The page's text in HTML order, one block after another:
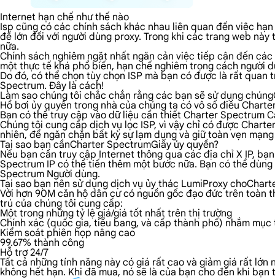
Internet hạn chế như thế nào
Isp cũng có các chính sách khác nhau liên quan đến việc
đề lớn đối với người dùng proxy. Trong khi các trang web
nữa.
Chính sách nghiêm ngặt nhất ngăn cản việc tiếp cận đến
một thực tế khá phổ biến, hạn chế nghiêm trọng cách người
Do đó, có thể chọn tùy chọn ISP mà bạn có được là rất
Spectrum. Đây là cách!
Làm sao chúng tôi chắc chắn rằng các bạn sẽ sử dụng
Hồ bơi ủy quyền trong nhà của chúng ta có vô số điều
Bạn có thể truy cập vào dữ liệu cần thiết Charter Spectrum
Chúng tôi cung cấp dịch vụ lọc ISP, vì vậy chỉ có được
nhiên, để ngăn chặn bất kỳ sự lạm dụng và giữ toàn vẹn
Tại sao bạn cầnCharter SpectrumGiấy ủy quyền?
Nếu bạn cần truy cập Internet thông qua các địa chỉ X IP,
Spectrum IP có thể tiến thêm một bước nữa. Bạn có thể
Spectrum Người dùng.
Tại sao bạn nên sử dụng dịch vụ ủy thác LumiProxy
Với hơn 90M căn hộ dân cư có nguồn gốc đạo đức trên toàn
trú của chúng tôi cung cấp:
Một trong những tỷ lệ giá/giá tốt nhất trên thị trường
Chính xác (quốc gia, tiểu bang, và cấp thành phố) nhắm mục
Kiểm soát phiên họp nâng cao
99.67% thành công
Hỗ trợ 24/7
Tất cả những tính năng này có giá rất cao và giảm giá rất
không hết hạn. Khi đã mua, nó sẽ là của bạn cho đến khi